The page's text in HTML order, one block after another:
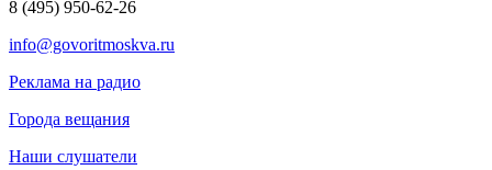
8 (495) 950-62-26
info@govoritmoskva.ru
Реклама на радио
Города вещания
Наши слушатели